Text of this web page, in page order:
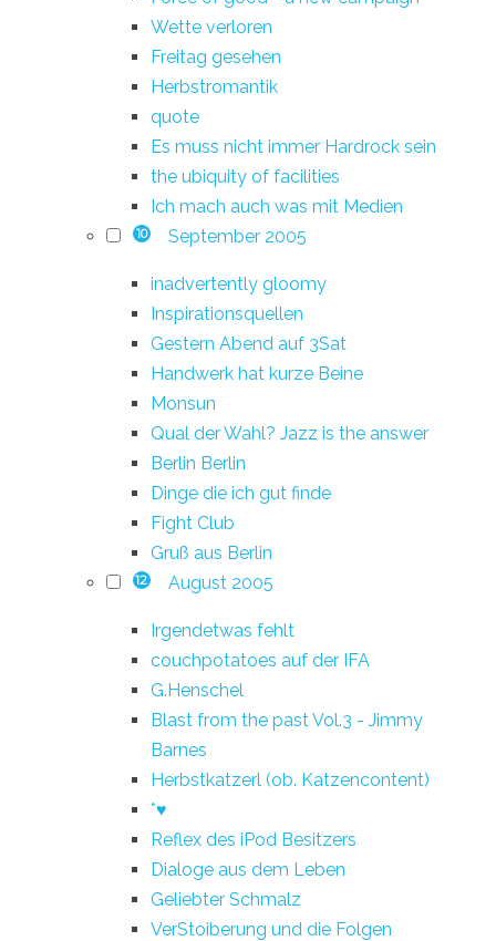
Wette verloren
Freitag gesehen
Herbstromantik
quote
Es muss nicht immer Hardrock sein
the ubiquity of facilities
Ich mach auch was mit Medien
10 September 2005
inadvertently gloomy
Inspirationsquellen
Gestern Abend auf 3Sat
Handwerk hat kurze Beine
Monsun
Qual der Wahl? Jazz is the answer
Berlin Berlin
Dinge die ich gut finde
Fight Club
Gruß aus Berlin
12 August 2005
Irgendetwas fehlt
couchpotatoes auf der IFA
G.Henschel
Blast from the past Vol.3 - Jimmy
Barnes
Herbstkatzerl (ob. Katzencontent)
*♥
Reflex des iPod Besitzers
Dialoge aus dem Leben
Geliebter Schmalz
VerStoiberung und die Folgen